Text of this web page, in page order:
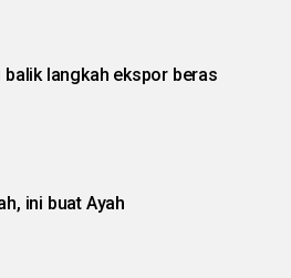
balik langkah ekspor beras
ini buat Ayah